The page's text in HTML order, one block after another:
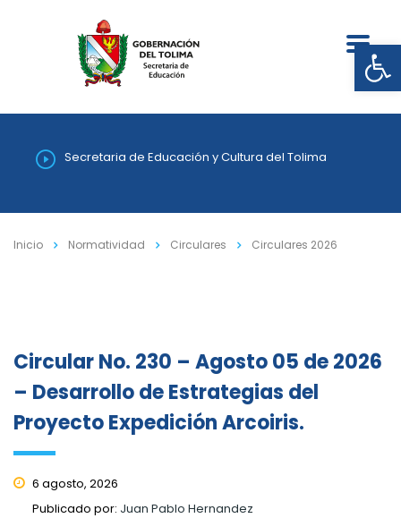
Secretaria de Educación y Cultura del Tolima
Inicio Normatividad Circulares Circulares 2026
Circular No. 230 – Agosto 05 de 2026
– Desarrollo de Estrategias del
Proyecto Expedición Arcoiris.
6 agosto, 2026
Publicado por: Juan Pablo Hernandez